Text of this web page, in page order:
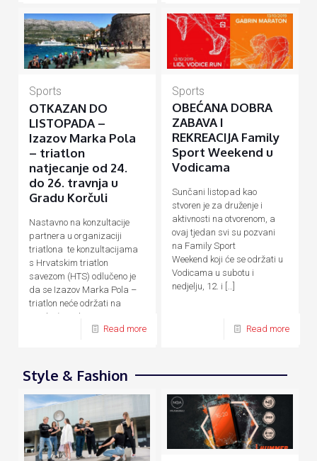
Sports
OTKAZAN DO
LISTOPADA –
Izazov Marka Pola
– triatlon
natjecanje od 24.
do 26. travnja u
Gradu Korčuli
Nastavno na konzultacije
partnera u organizaciji
triatlona te konzultacijama
s Hrvatskim triatlon
savezom (HTS) odlučeno je
da se Izazov Marka Pola –
triatlon neće održati na
predviđene datume, 24. – 26.
Read more
Sports
OBEĆANA DOBRA
ZABAVA I
REKREACIJA Family
Sport Weekend u
Vodicama
Sunčani listopad kao
stvoren je za druženje i
aktivnosti na otvorenom, a
ovaj tjedan svi su pozvani
na Family Sport
Weekend koji će se održati u
Vodicama u subotu i
nedjelju, 12. i
Read more
Style & Fashion